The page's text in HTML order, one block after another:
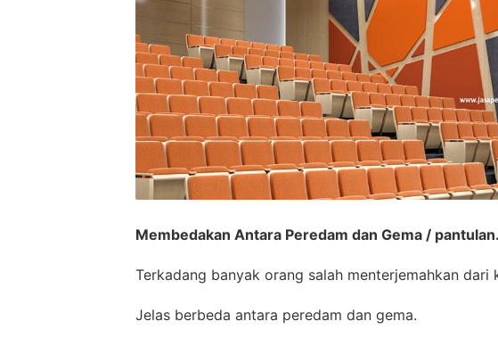
Membedakan Antara Peredam dan Gema / pantulan.
Terkadang banyak orang salah menterjemahkan dari
Jelas berbeda antara peredam dan gema.